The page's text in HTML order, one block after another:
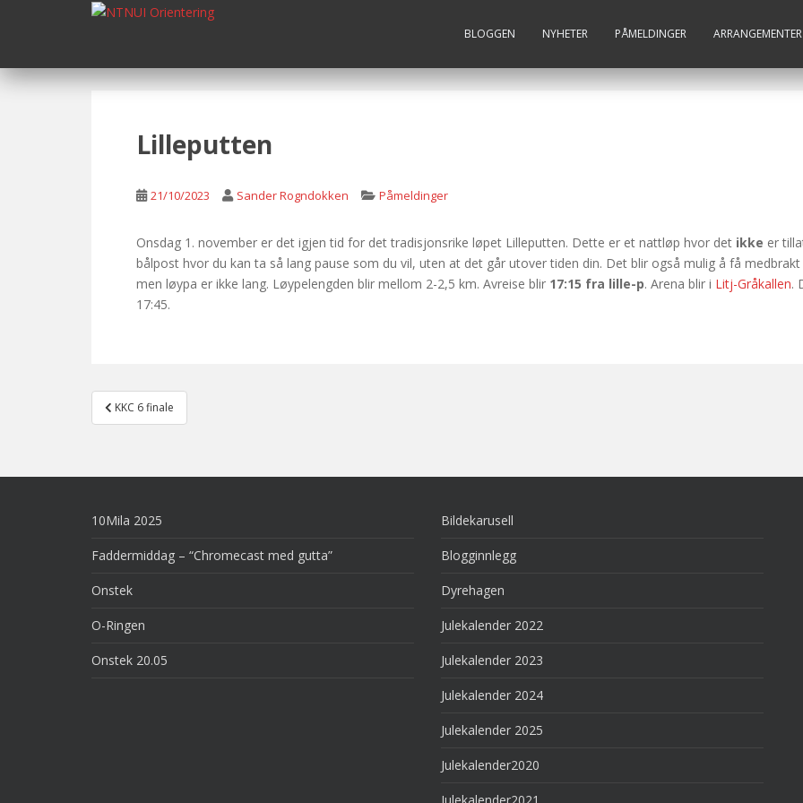
p
BLOGGEN NYHETER PÅMELDINGER ARRANGEMENTER
Lilleputten
21/10/2023 Sander Rogndokken Påmeldinger
Onsdag 1. november er det igjen tid for det tradisjonsrike løpet Lilleputten. Dette er et nattløp hvor det ikke er
bålpost hvor du kan ta så lang pause som du vil, uten at det går utover tiden din. Det blir også mulig å få
men løypa er ikke lang. Løypelengden blir mellom 2-2,5 km. Avreise blir 17:15 fra lille-p. Arena blir i Litj-Gråkallen.
17:45.
Post
navigation
KKC 6 finale
10Mila 2025
Faddermiddag – “Chromecast med gutta”
Onstek
O-Ringen
Onstek 20.05
Bildekarusell
Blogginnlegg
Dyrehagen
Julekalender 2022
Julekalender 2023
Julekalender 2024
Julekalender 2025
Julekalender2020